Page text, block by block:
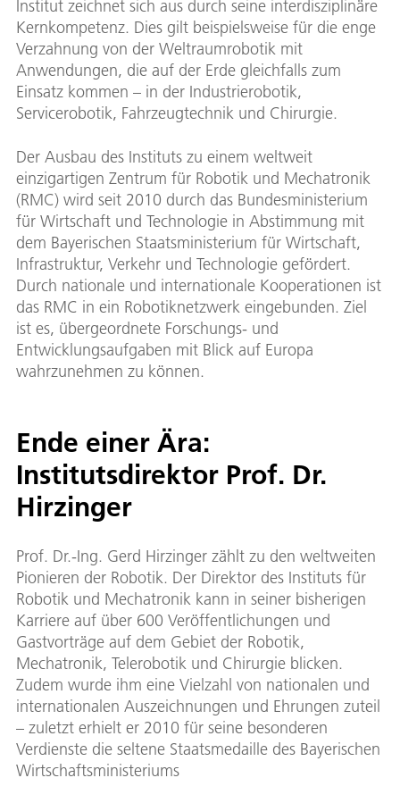
Institut zeichnet sich aus durch seine interdisziplinäre
Kernkompetenz. Dies gilt beispielsweise für die enge
Verzahnung von der Weltraumrobotik mit
Anwendungen, die auf der Erde gleichfalls zum
Einsatz kommen – in der Industrierobotik,
Servicerobotik, Fahrzeugtechnik und Chirurgie.
Der Ausbau des Instituts zu einem weltweit
einzigartigen Zentrum für Robotik und Mechatronik
(RMC) wird seit 2010 durch das Bundesministerium
für Wirtschaft und Technologie in Abstimmung mit
dem Bayerischen Staatsministerium für Wirtschaft,
Infrastruktur, Verkehr und Technologie gefördert.
Durch nationale und internationale Kooperationen ist
das RMC in ein Robotiknetzwerk eingebunden. Ziel
ist es, übergeordnete Forschungs- und
Entwicklungsaufgaben mit Blick auf Europa
wahrzunehmen zu können.
Ende einer Ära:
Institutsdirektor Prof. Dr.
Hirzinger
Prof. Dr.-Ing. Gerd Hirzinger zählt zu den weltweiten
Pionieren der Robotik. Der Direktor des Instituts für
Robotik und Mechatronik kann in seiner bisherigen
Karriere auf über 600 Veröffentlichungen und
Gastvorträge auf dem Gebiet der Robotik,
Mechatronik, Telerobotik und Chirurgie blicken.
Zudem wurde ihm eine Vielzahl von nationalen und
internationalen Auszeichnungen und Ehrungen zuteil
– zuletzt erhielt er 2010 für seine besonderen
Verdienste die seltene Staatsmedaille des Bayerischen
Wirtschaftsministeriums